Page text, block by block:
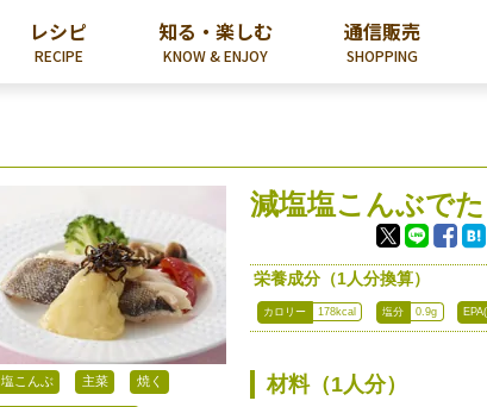
レシピ
RECIPE
知る・楽しむ
KNOW & ENJOY
通信販売
SHOPPING
塩こんぶ 主菜 焼く
減塩塩こんぶで
栄養成分（1人分換算）
カロリー 178kcal 塩分 0.9g
材料（1人分）